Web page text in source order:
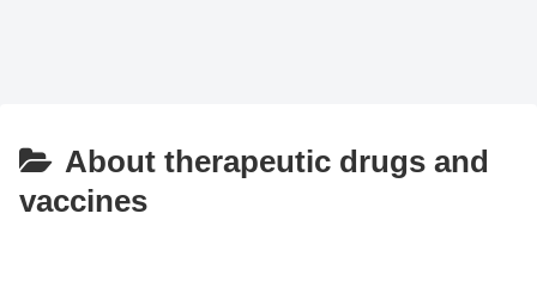
About therapeutic drugs and
vaccines